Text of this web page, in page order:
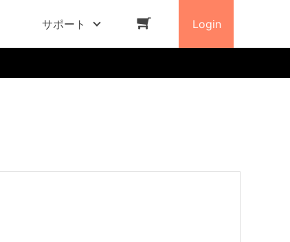
サポート Login